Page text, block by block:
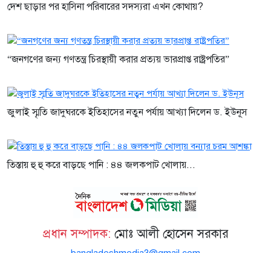
দেশ ছাড়ার পর হাসিনা পরিবারের সদস্যরা এখন কোথায়?
“জনগণের জন্য গণতন্ত্র চিরস্থায়ী করার প্রত্যয় ভারপ্রাপ্ত রাষ্ট্রপতির”
জুলাই স্মৃতি জাদুঘরকে ইতিহাসের নতুন পর্যায় আখ্যা দিলেন ড. ইউনূস
তিস্তায় হু হু করে বাড়ছে পানি : ৪৪ জলকপাট খোলায়...
প্রধান সম্পাদক: মোঃ আলী হোসেন সরকার